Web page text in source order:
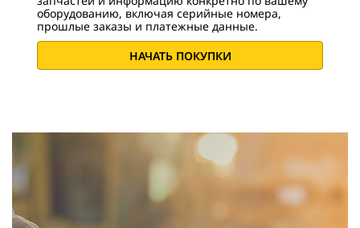
оборудованию, включая серийные номера,
прошлые заказы и платежные данные.
НАЧАТЬ ПОКУПКИ